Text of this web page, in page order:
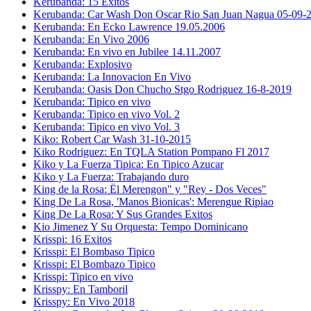
Kerubanda: Car Wash Don Oscar Rio San Juan Nagua 05-09-
Kerubanda: En Ecko Lawrence 19.05.2006
Kerubanda: En Vivo 2006
Kerubanda: En vivo en Jubilee 14.11.2007
Kerubanda: Explosivo
Kerubanda: La Innovacion En Vivo
Kerubanda: Oasis Don Chucho Stgo Rodriguez 16-8-2019
Kerubanda: Tipico en vivo
Kerubanda: Tipico en vivo Vol. 2
Kerubanda: Tipico en vivo Vol. 3
Kiko: Robert Car Wash 31-10-2015
Kiko Rodriguez: En TQLA Station Pompano Fl 2017
Kiko y La Fuerza Tipica: En Tipico Azucar
Kiko y La Fuerza: Trabajando duro
King de la Rosa: Ël Merengon" y "Rey - Dos Veces"
King De La Rosa, 'Manos Bionicas': Merengue Ripiao
King De La Rosa: Y Sus Grandes Exitos
Kio Jimenez Y Su Orquesta: Tempo Dominicano
Krisspi: 16 Exitos
Krisspi: El Bombaso Tipico
Krisspi: El Bombazo Tipico
Krisspi: Tipico en vivo
Krisspy: En Tamboril
Krisspy: En Vivo 2018